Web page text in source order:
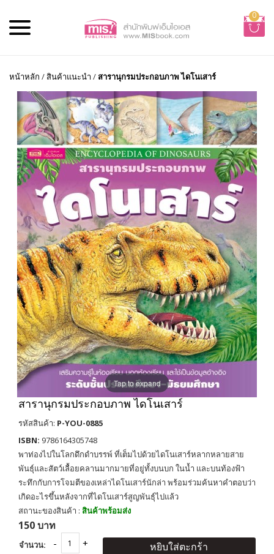
0
หน้าหลัก /สินค้าแนะนำ /สารานุกรมประกอบภาพ ไดโนเสาร์
Tap to expand
สารานุกรมประกอบภาพ ไดโนเสาร์
รหัสสินค้า: P-YOU-0885
ISBN: 9786164305748
พาท่องไปในโลกดึกดำบรรพ์ ที่เต็มไปด้วยไดโนเสาร์หลากหลายสาย
พันธุ์และสัตว์เลื้อยคลานมากมายที่อยู่ทั้งบนบก ในน้ำ และบนท้องฟ้า
ระทึกกับการโจมตีของเหล่าไดโนเสาร์นักล่า พร้อมร่วมค้นหาคำตอบว่า
เกิดอะไรขึ้นหลังจากที่ไดโนเสาร์สูญพันธุ์ไปแล้ว
สถานะของสินค้า : สินค้าพร้อมส่ง
150 บาท
จำนวน: หยิบใส่ตะกร้า